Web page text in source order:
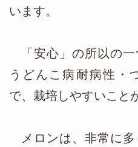
います。
「安心」の所以の
うどんこ病耐病性・
で、栽培しやすいこと
メロンは、非常に